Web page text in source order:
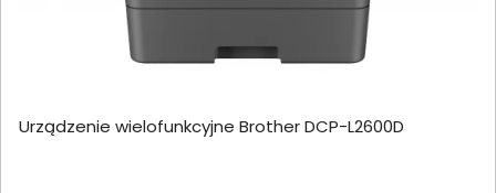
Urządzenie wielofunkcyjne Brother DCP-L2600D